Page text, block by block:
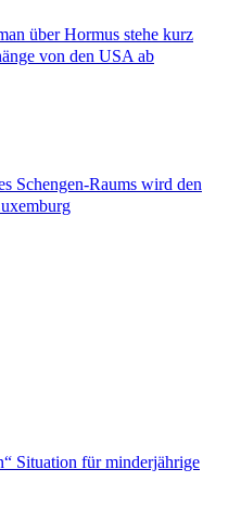
über Hormus stehe kurz
von den USA ab
Schengen-Raums wird den
Situation für minderjährige